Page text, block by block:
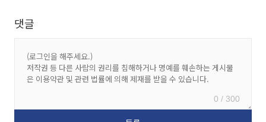
댓글
0 / 300